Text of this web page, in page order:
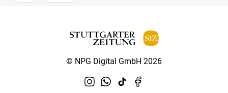
© NPG Digital GmbH 2026